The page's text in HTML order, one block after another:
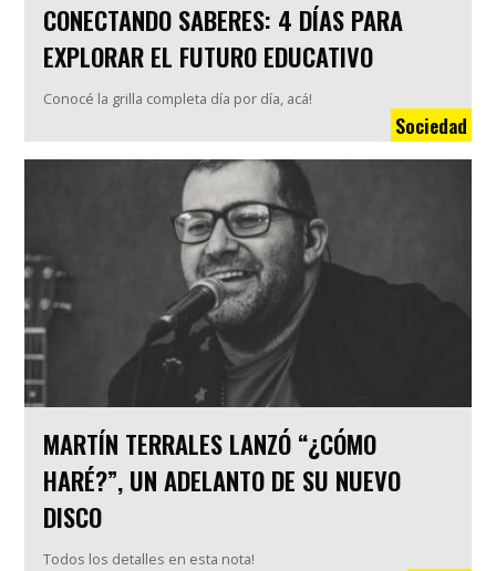
CONECTANDO SABERES: 4 DÍAS PARA
EXPLORAR EL FUTURO EDUCATIVO
Conocé la grilla completa día por día, acá!
Sociedad
MARTÍN TERRALES LANZÓ “¿CÓMO
HARÉ?”, UN ADELANTO DE SU NUEVO
DISCO
Todos los detalles en esta nota!